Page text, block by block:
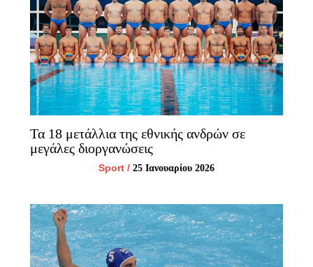
Τα 18 μετάλλια της εθνικής ανδρών σε
μεγάλες διοργανώσεις
Sport / 25 Ιανουαρίου 2026